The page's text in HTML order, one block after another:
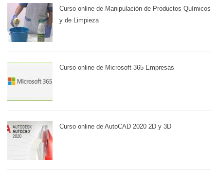
Curso online de Manipulación de Productos Químicos
y de Limpieza
Curso online de Microsoft 365 Empresas
Curso online de AutoCAD 2020 2D y 3D